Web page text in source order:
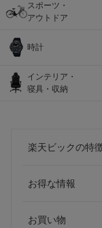
スポーツ・
アウトドア
時計
インテリア・
寝具・収納
楽天ビックの特
お得な情報
お買い物